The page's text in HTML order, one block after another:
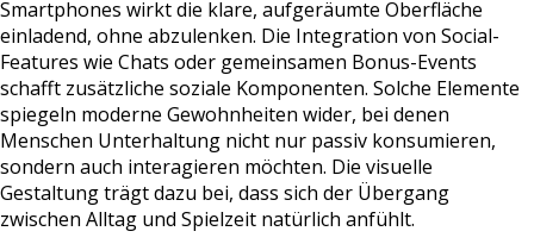
Smartphones wirkt die klare, aufgeräumte Oberfläche
einladend, ohne abzulenken. Die Integration von Social-
Features wie Chats oder gemeinsamen Bonus-Events
schafft zusätzliche soziale Komponenten. Solche Elemente
spiegeln moderne Gewohnheiten wider, bei denen
Menschen Unterhaltung nicht nur passiv konsumieren,
sondern auch interagieren möchten. Die visuelle
Gestaltung trägt dazu bei, dass sich der Übergang
zwischen Alltag und Spielzeit natürlich anfühlt.